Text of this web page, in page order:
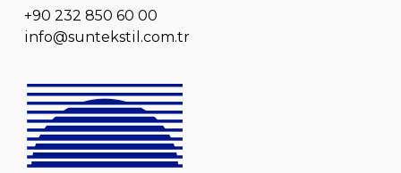
+90 232 850 60 00
info@suntekstil.com.tr